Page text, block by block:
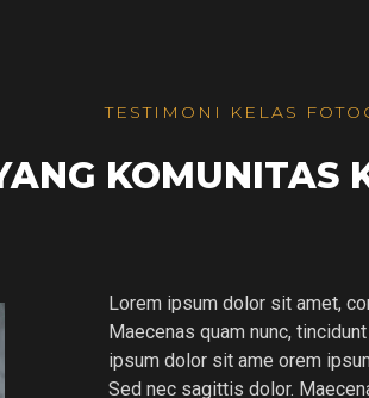
TESTIMONI KELAS
KOMUNITAS
Lorem ipsum dolor sit amet,
Maecenas quam nunc,
ipsum dolor sit ame orem
Sed nec sagittis dolor.